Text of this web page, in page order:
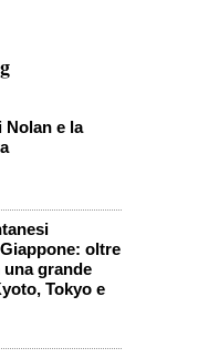
Nolan e la
oltre
una grande
Tokyo e